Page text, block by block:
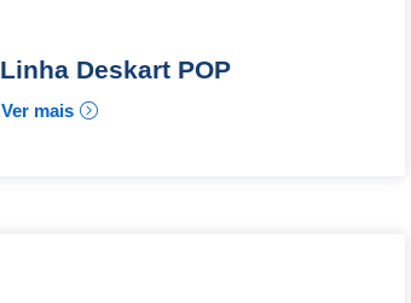
Linha Deskart POP
Ver mais